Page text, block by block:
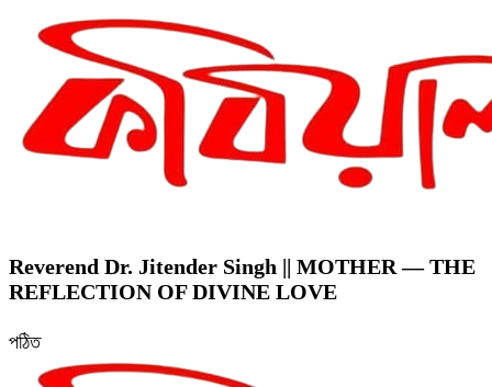
Reverend Dr. Jitender Singh || MOTHER — THE
REFLECTION OF DIVINE LOVE
পঠিত